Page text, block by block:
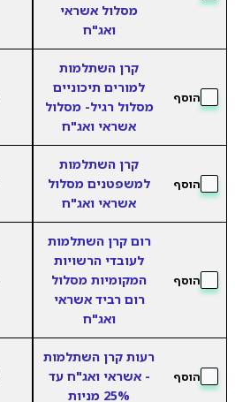
מסלול אשראי
ואג"ח
הוסף
קרן השתלמות
למורים תיכוניים
מסלול רגיל- מסלול
אשראי ואג"ח
הוסף
קרן השתלמות
למשפטנים מסלול
אשראי ואג"ח
הוסף
רום קרן השתלמות
לעובדי הרשויות
המקומיות מסלול
רום רביד אשראי
ואג"ח
הוסף
רעות קרן השתלמות
- אשראי ואג"ח עד
25% מניות